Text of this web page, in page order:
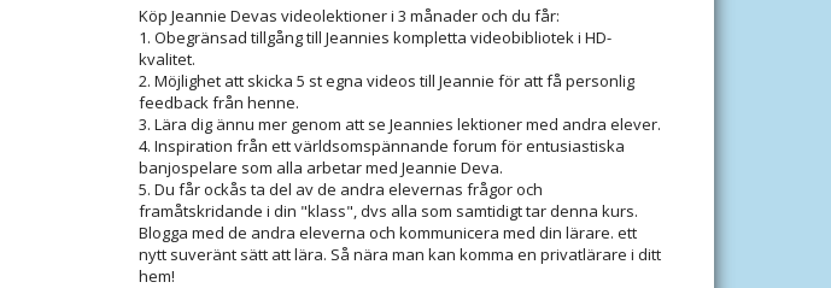
Köp Jeannie Devas videolektioner i 3 månader och du får:
1. Obegränsad tillgång till Jeannies kompletta videobibliotek i HD-
kvalitet.
2. Möjlighet att skicka 5 st egna videos till Jeannie för att få personlig
feedback från henne.
3. Lära dig ännu mer genom att se Jeannies lektioner med andra elever.
4. Inspiration från ett världsomspännande forum för entusiastiska
banjospelare som alla arbetar med Jeannie Deva.
5. Du får ockås ta del av de andra elevernas frågor och
framåtskridande i din "klass", dvs alla som samtidigt tar denna kurs.
Blogga med de andra eleverna och kommunicera med din lärare. ett
nytt suveränt sätt att lära. Så nära man kan komma en privatlärare i ditt
hem!